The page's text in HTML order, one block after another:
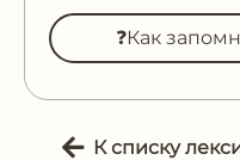
❓Как
К списку